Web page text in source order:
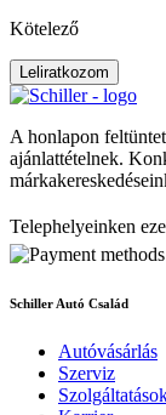
Kötelező
Leliratkozom
A honlapon
ajánlattételnek.
Telephelyeinken
Schiller Autó Család
Autóvásárlás
Szerviz